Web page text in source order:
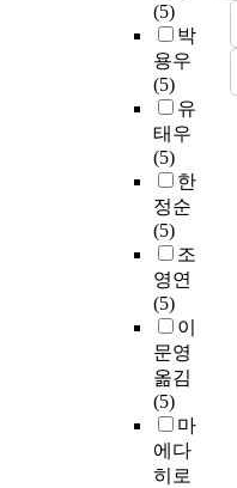
(5)
박
용우
(5)
유
태우
(5)
한
정순
(5)
조
영연
(5)
이
문영
옮김
(5)
마
에다
히로